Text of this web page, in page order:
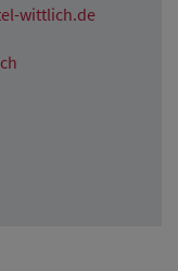
wittlich.de